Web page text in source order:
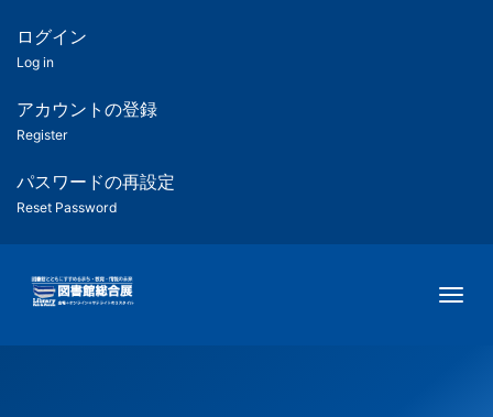
ツ
匿
名
ユ
ー
ー
用
メ
ログイン
Log in
アカウントの登録
Register
パスワードの再設定
Reset Password